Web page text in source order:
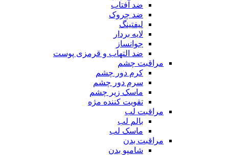
ضد آفتاب
ضد چروک
لیفتینگ
لایه بردار
جوانساز
ضد التهاب و قرمزی پوست
مراقبت چشم
کرم دور چشم
سرم دور چشم
ماسک زیر چشم
تقویت کننده مژه
مراقبت لب
بالم لب
ماسک لب
مراقبت بدن
شامپو بدن